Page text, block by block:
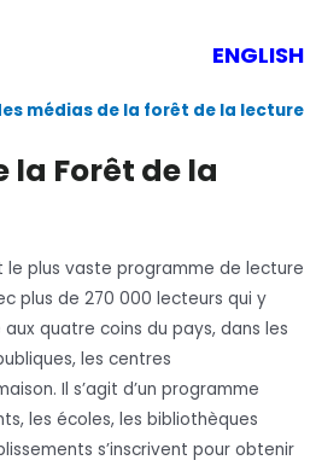
ENGLISH
médias de la forêt de la lecture
la Forêt de la
le plus vaste programme de lecture
plus de 270 000 lecteurs qui y
quatre coins du pays, dans les
les centres
Il s’agit d’un programme
les écoles, les bibliothèques
s’inscrivent pour obtenir